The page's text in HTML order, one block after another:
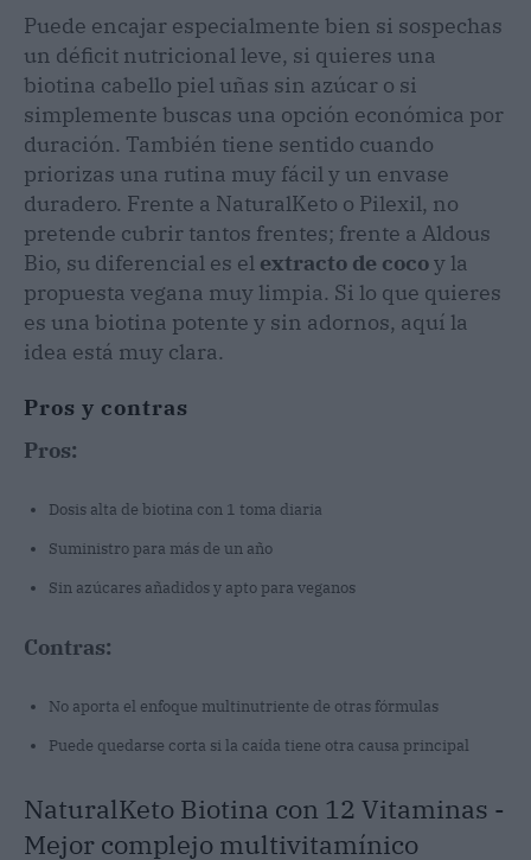
Puede encajar especialmente bien si sospechas
un déficit nutricional leve, si quieres una
biotina cabello piel uñas sin azúcar o si
simplemente buscas una opción económica por
duración. También tiene sentido cuando
priorizas una rutina muy fácil y un envase
duradero. Frente a NaturalKeto o Pilexil, no
pretende cubrir tantos frentes; frente a Aldous
Bio, su diferencial es el extracto de cocoy la
propuesta vegana muy limpia. Si lo que quieres
es una biotina potente y sin adornos, aquí la
idea está muy clara.
Pros y contras
Pros:
Dosis alta de biotina con 1 toma diaria
Suministro para más de un año
Sin azúcares añadidos y apto para veganos
Contras:
No aporta el enfoque multinutriente de otras fórmulas
Puede quedarse corta si la caída tiene otra causa principal
NaturalKeto Biotina con 12 Vitaminas -
Mejor complejo multivitamínico